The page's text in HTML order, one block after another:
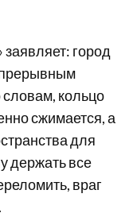
город
кольцо
сжимается, а
для
держать все
враг